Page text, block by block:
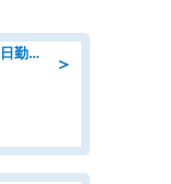
＞
経理/病院での経理事務のお仕事/即日勤務可/車通勤可/経理/一般事務